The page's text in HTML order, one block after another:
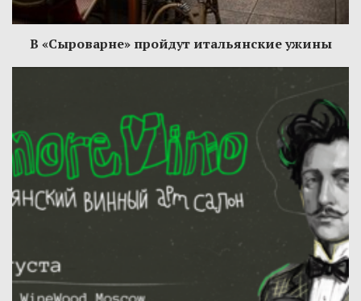
В «Сыроварне» пройдут итальянские ужины